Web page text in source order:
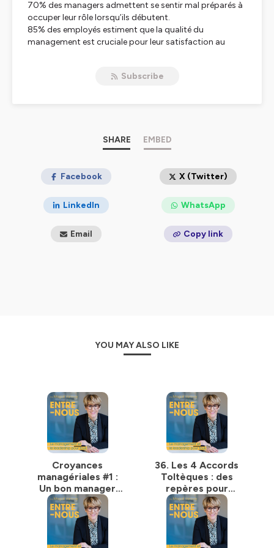
70% des managers admettent se sentir mal préparés à
occuper leur rôle lorsqu’ils débutent.
85% des employés estiment que la qualité du
management est cruciale pour leur satisfaction au
2 raisons suffisantes de consacrer ce podcast au
donne la parole à celles et ceux qui sont sur le terrain. Ils
poserons leur regard sur le management, à travers leurs
partager ma propre expérience de 20 ans en tant que
manager et décortiquer des aspects essentiels du
Sortir des théories et rendre des actions possibles sur le
Relier, partager et apporter un soutien.
Je m'appelle Magali Vannay et suis, en plus d'être votre
hôte sur ce podcast, consultante RH, coach et
formatrice en management et gestion d'équipe.
confidentialitepour plus d'informations.
Subscribe
SHARE EMBED
Facebook X (Twitter)
LinkedIn WhatsApp
Email Copy link
YOU MAY ALSO LIKE
Croyances
managériales #1 :
Un bon manager
doit-il tout savoir ?
36. Les 4 Accords
Toltèques : des
repères pour
manager autrement